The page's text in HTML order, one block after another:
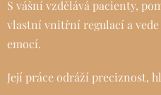
S vášní vzdělává pacienty,
vlastní vnitřní regulací a
emocí.
Její práce odráží preciznost,